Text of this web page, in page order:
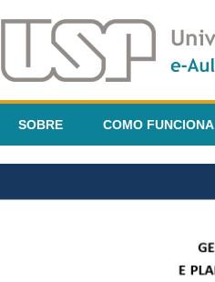
SOBRE COMO FUNCIONA